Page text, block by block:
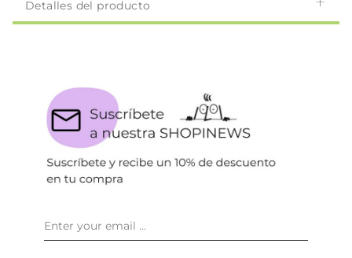
Detalles del producto